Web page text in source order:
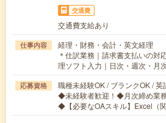
交通費
交通費支給あり
仕事内容
経理・財務・会計・英文経理
＊仕訳業務｜請求書支払いの対
理ソフト入力｜日次・週次・月
応募資格
職種未経験OK / ブランクOK / 英
◆未経験者歓迎！◆月次締め業務
◆【必要なOAスキル】Excel